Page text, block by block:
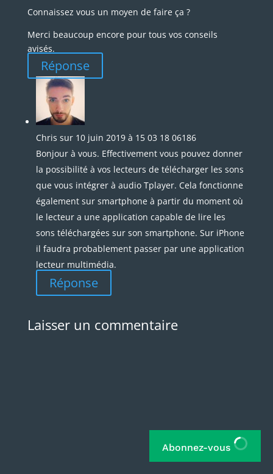
Merci beaucoup encore pour tous vos conseils
Réponse
Chris sur 10 juin 2019 à 15 03 18 06186
Bonjour à vous. Effectivement vous pouvez donner
la possibilité à vos lecteurs de télécharger les sons
que vous intégrer à audio Tplayer. Cela fonctionne
également sur smartphone à partir du moment où
le lecteur a une application capable de lire les
sons téléchargées sur son smartphone. Sur iPhone
il faudra probablement passer par une application
lecteur multimédia.
Réponse
Laisser un commentaire
Abonnez-vous